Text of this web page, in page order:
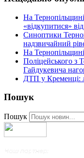
На
«відкупитися» від
Синоптики
надзвичайний
На Тернопільщині
Поліцейського з
Гайдукевича
ДТП у Кременці:
Пошук
Пошук